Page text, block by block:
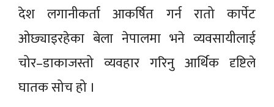
देश लगानीकर्ता आकर्षित गर्न रातो कार्पेट
ओछ्याइरहेका बेला नेपालमा भने व्यवसायीलाई
चोर–डाकाजस्तो व्यवहार गरिनु आर्थिक दृष्टिले
घातक सोच हो ।